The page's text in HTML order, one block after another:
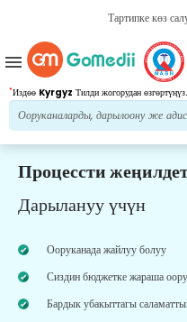
Тартипке көз
*Издөө Kyrgyz Тилди жогорудан өзгөртүңүз.
menu
Процессти
Дарылануу үчүн
Ооруканада жайлуу болуу
Сиздин бюджетке жараша
Бардык убакыттагы